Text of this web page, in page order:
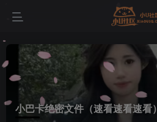
小巴卡绝密文件（速看速看速看）